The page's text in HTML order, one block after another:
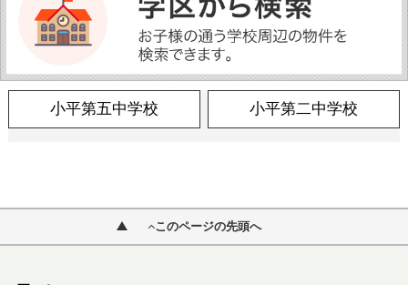
小平第五中学校 小平第二中学校
このページの先頭へ